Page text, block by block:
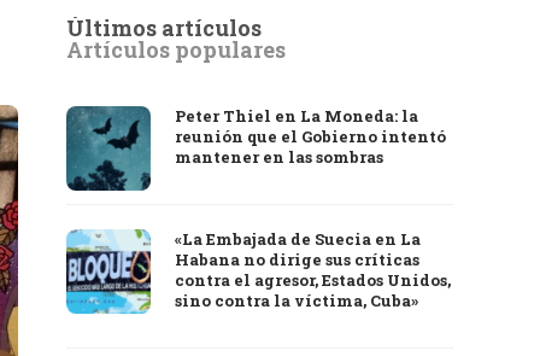
Últimos artículos
Artículos populares
Peter Thiel en La Moneda: la
reunión que el Gobierno intentó
mantener en las sombras
«La Embajada de Suecia en La
Habana no dirige sus críticas
contra el agresor, Estados Unidos,
sino contra la víctima, Cuba»